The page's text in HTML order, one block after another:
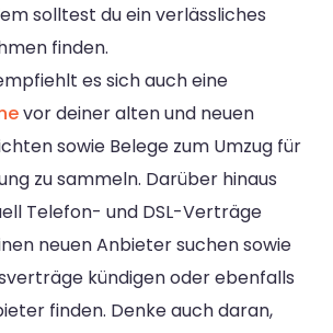
solltest du ein verlässliches
finden.
es sich auch eine
vor deiner alten und neuen
sowie Belege zum Umzug für
zu sammeln. Darüber hinaus
Telefon- und DSL-Verträge
neuen Anbieter suchen sowie
kündigen oder ebenfalls
finden. Denke auch daran,